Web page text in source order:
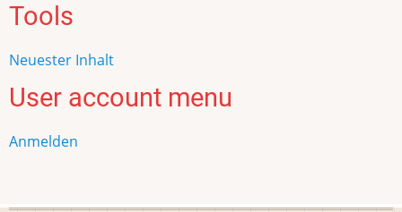
Tools
Neuester Inhalt
User account menu
Anmelden